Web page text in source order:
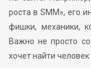
роста в SMM», его
фишки, механики,
Важно не просто
хочет найти